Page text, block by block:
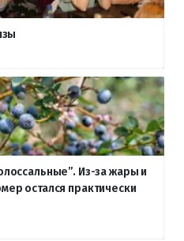
Из-за жары и
остался практически